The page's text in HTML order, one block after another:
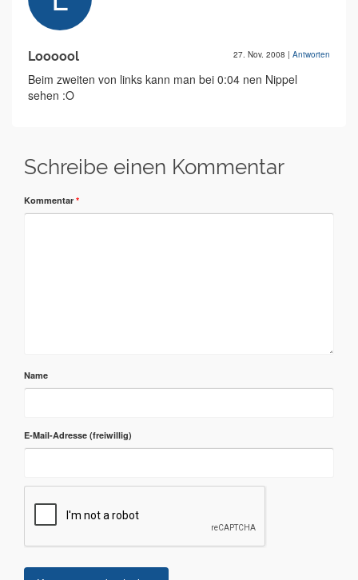
Loooool 27. Nov. 2008 | Antworten
Beim zweiten von links kann man bei 0:04 nen Nippel
sehen :O
Schreibe einen Kommentar
Kommentar *
Name
E-Mail-Adresse